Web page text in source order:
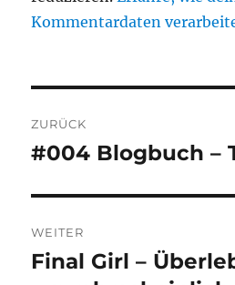
Kommentardaten
ZURÜCK
Vorheriger
#004 Blogbuch –
WEITER
Nächster
Final Girl –